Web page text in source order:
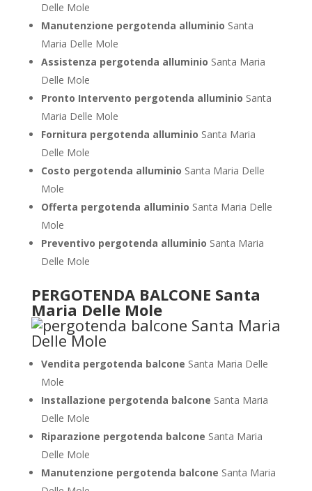
Delle Mole
Manutenzione pergotenda alluminio Santa
Maria Delle Mole
Assistenza pergotenda alluminio Santa Maria
Delle Mole
Pronto Intervento pergotenda alluminio Santa
Maria Delle Mole
Fornitura pergotenda alluminio Santa Maria
Delle Mole
Costo pergotenda alluminio Santa Maria Delle
Mole
Offerta pergotenda alluminio Santa Maria Delle
Mole
Preventivo pergotenda alluminio Santa Maria
Delle Mole
PERGOTENDA BALCONE Santa
Maria Delle Mole
Vendita pergotenda balcone Santa Maria Delle
Mole
Installazione pergotenda balcone Santa Maria
Delle Mole
Riparazione pergotenda balcone Santa Maria
Delle Mole
Manutenzione pergotenda balcone Santa Maria